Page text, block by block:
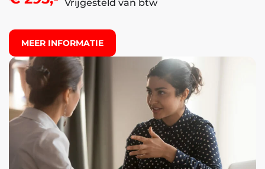
Vrijgesteld van btw
MEER INFORMATIE